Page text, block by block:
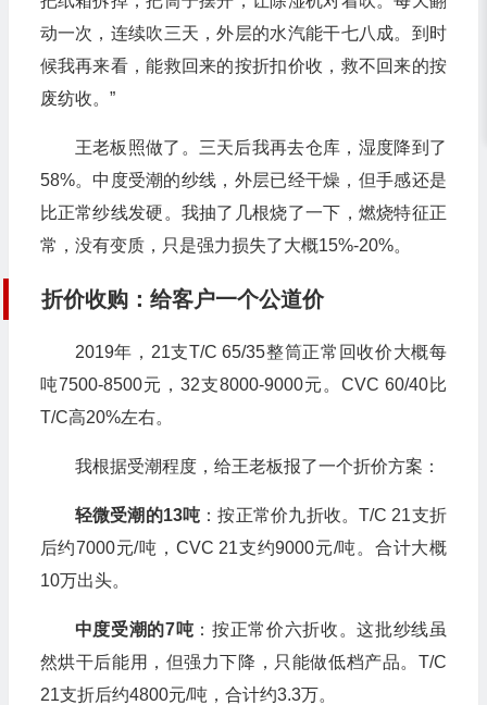
动一次，连续吹三天，外层的水汽能干七八成。到时
候我再来看，能救回来的按折扣价收，救不回来的按
废纺收。”
王老板照做了。三天后我再去仓库，湿度降到了
58%。中度受潮的纱线，外层已经干燥，但手感还是
比正常纱线发硬。我抽了几根烧了一下，燃烧特征正
常，没有变质，只是强力损失了大概15%-20%。
折价收购：给客户一个公道价
2019年，21支T/C 65/35整筒正常回收价大概每
吨7500-8500元，32支8000-9000元。CVC 60/40比
T/C高20%左右。
我根据受潮程度，给王老板报了一个折价方案：
轻微受潮的13吨 ：按正常价九折收。T/C 21支折
后约7000元/吨，CVC 21支约9000元/吨。合计大概
10万出头。
中度受潮的7吨 ：按正常价六折收。这批纱线虽
然烘干后能用，但强力下降，只能做低档产品。T/C
21支折后约4800元/吨，合计约3.3万。